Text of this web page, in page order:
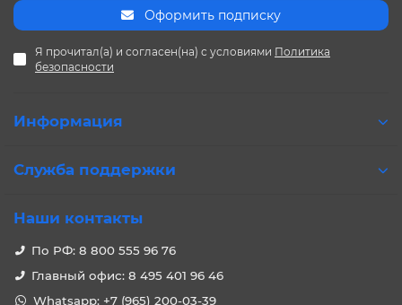
Оформить подписку
Я прочитал(а) и согласен(на) с условиями Политика
безопасности
Информация
Служба поддержки
Наши контакты
По РФ: 8 800 555 96 76
Главный офис: 8 495 401 96 46
Whatsapp: +7 (965) 200-03-39